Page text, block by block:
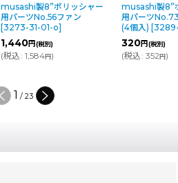
musashi製8”ポリッシャー
用パーツNo.56ファン
[3273-31-01-o]
1,440円(税別)
(税込: 1,584円)
musashi製8”
用パーツ
(4個入) [
320円(税別)
(税込: 352円)
1 / 23